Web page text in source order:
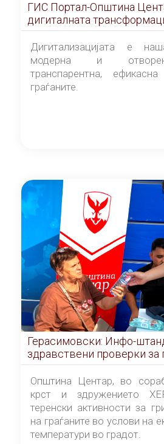
ГИС Портал-Општина
дигиталната
Дигитализацијата е
модерна и
транспарентна,
граѓаните.
Герасимовски: Инфо-
здравствени проверки за
граѓаните во услови на
Општина Центар, во
крст и здружението
теренски активности за
на граѓаните во услови на
температури во градот.